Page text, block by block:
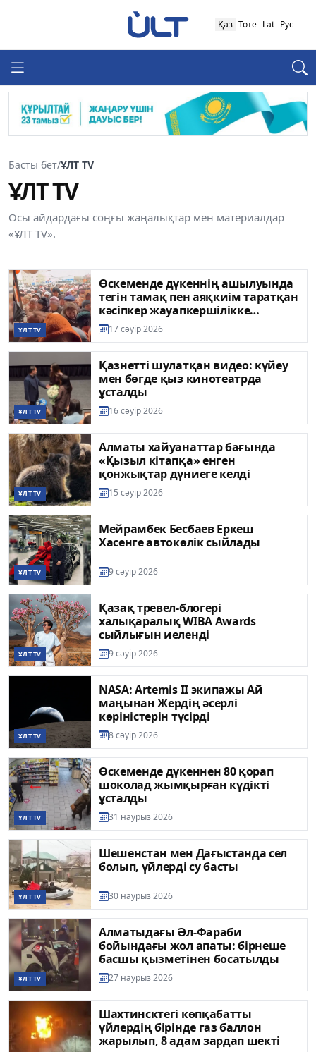
Қаз Төте Lat Рус
Басты бет/ҰЛТ TV
ҰЛТ TV
Осы айдардағы соңғы жаңалықтар мен материалдар
«ҰЛТ TV».
ҰЛТ TV
Өскеменде дүкеннің ашылуында
тегін тамақ пен аяқкиім таратқан
кәсіпкер жауапкершілікке
тартылды
17 сәуір 2026
ҰЛТ TV
Қазнетті шулатқан видео: күйеу
мен бөгде қыз кинотеатрда
ұсталды
16 сәуір 2026
ҰЛТ TV
Алматы хайуанаттар бағында
«Қызыл кітапқа» енген
қонжықтар дүниеге келді
15 сәуір 2026
ҰЛТ TV
Мейрамбек Бесбаев Еркеш
Хасенге автокөлік сыйлады
9 сәуір 2026
ҰЛТ TV
Қазақ тревел-блогері
халықаралық WIBA Awards
сыйлығын иеленді
9 сәуір 2026
ҰЛТ TV
NASA: Artemis II экипажы Ай
маңынан Жердің әсерлі
көріністерін түсірді
8 сәуір 2026
ҰЛТ TV
Өскеменде дүкеннен 80 қорап
шоколад жымқырған күдікті
ұсталды
31 наурыз 2026
ҰЛТ TV
Шешенстан мен Дағыстанда сел
болып, үйлерді су басты
30 наурыз 2026
ҰЛТ TV
Алматыдағы Әл-Фараби
бойындағы жол апаты: бірнеше
басшы қызметінен босатылды
27 наурыз 2026
Шахтинсктегі көпқабатты
үйлердің бірінде газ баллон
жарылып, 8 адам зардап шекті